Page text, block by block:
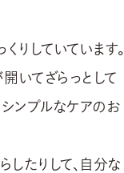
りしていています
いてざらっとして
シンプルなケアのお
たりして、自分な